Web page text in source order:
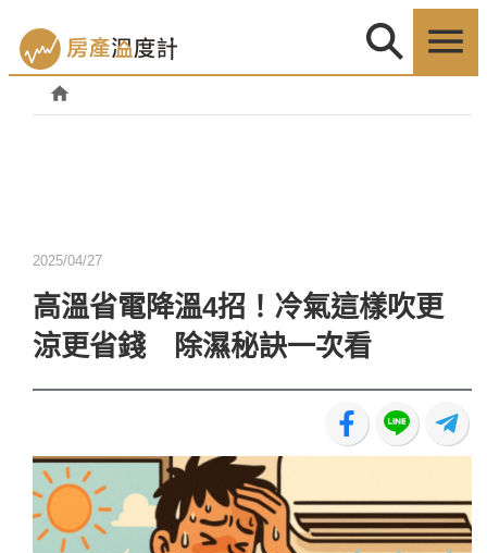
2025/04/27
高溫省電降溫4招！冷氣這樣吹更
涼更省錢 除濕秘訣一次看